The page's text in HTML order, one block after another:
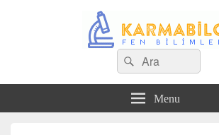
Search
for:
Ara
Menu